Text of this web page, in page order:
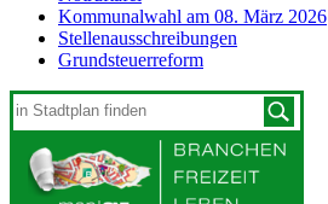
Kommunalwahl am 08. März 2026
Stellenausschreibungen
Grundsteuerreform